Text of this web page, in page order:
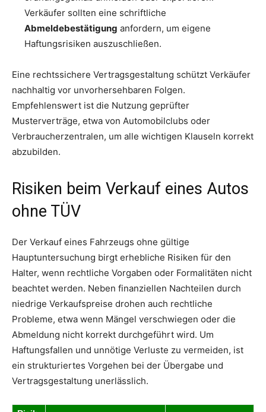
Verkäufer sollten eine schriftliche
Abmeldebestätigung anfordern, um eigene
Haftungsrisiken auszuschließen.
Eine rechtssichere Vertragsgestaltung schützt Verkäufer
nachhaltig vor unvorhersehbaren Folgen.
Empfehlenswert ist die Nutzung geprüfter
Musterverträge, etwa von Automobilclubs oder
Verbraucherzentralen, um alle wichtigen Klauseln korrekt
abzubilden.
Risiken beim Verkauf eines Autos
ohne TÜV
Der Verkauf eines Fahrzeugs ohne gültige
Hauptuntersuchung birgt erhebliche Risiken für den
Halter, wenn rechtliche Vorgaben oder Formalitäten nicht
beachtet werden. Neben finanziellen Nachteilen durch
niedrige Verkaufspreise drohen auch rechtliche
Probleme, etwa wenn Mängel verschwiegen oder die
Abmeldung nicht korrekt durchgeführt wird. Um
Haftungsfallen und unnötige Verluste zu vermeiden, ist
ein strukturiertes Vorgehen bei der Übergabe und
Vertragsgestaltung unerlässlich.